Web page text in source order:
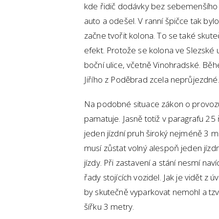
kde řidič dodávky bez
auto a odešel. V ranní špičce tak
začne tvořit kolona. To se také
efekt. Protože se kolona ve Slezské
boční ulice, včetně Vinohradské.
Jiřího z Poděbrad zcela neprůjezdné.
Na podobné situace zákon o
pamatuje. Jasně totiž v paragrafu
jeden jízdní pruh široký nejméně 3
musí zůstat volný alespoň jeden
jízdy. Při zastavení a stání nesmí
řady stojících vozidel. Jak je vidět z
by skutečně vyparkovat nemohl a
šířku 3 metry.